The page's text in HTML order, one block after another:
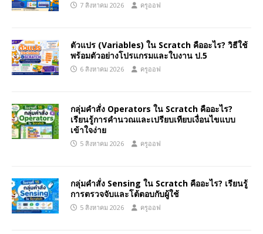
7 สิงหาคม 2026 ครูออฟ
ตัวแปร (Variables) ใน Scratch คืออะไร? วิธีใช้
พร้อมตัวอย่างโปรแกรมและใบงาน ป.5
6 สิงหาคม 2026 ครูออฟ
กลุ่มคำสั่ง Operators ใน Scratch คืออะไร?
เรียนรู้การคำนวณและเปรียบเทียบเงื่อนไขแบบ
เข้าใจง่าย
5 สิงหาคม 2026 ครูออฟ
กลุ่มคำสั่ง Sensing ใน Scratch คืออะไร? เรียนรู้
การตรวจจับและโต้ตอบกับผู้ใช้
5 สิงหาคม 2026 ครูออฟ